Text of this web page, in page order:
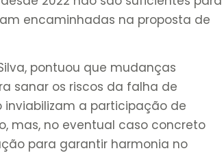
encaminhadas na proposta de
pontuou que mudanças
sanar os riscos da falha de
inviabilizam a participação de
mas, no eventual caso concreto
para garantir harmonia no